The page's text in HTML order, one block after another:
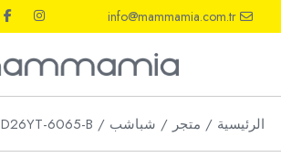
the
info@mammamia.com.tr
الرئيسية متجر شباشب D26YT-6065-B